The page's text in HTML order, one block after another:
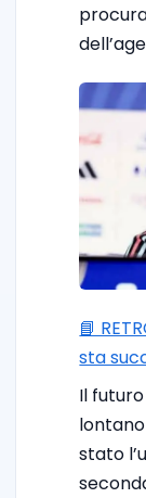
📘
sta
Il
stato